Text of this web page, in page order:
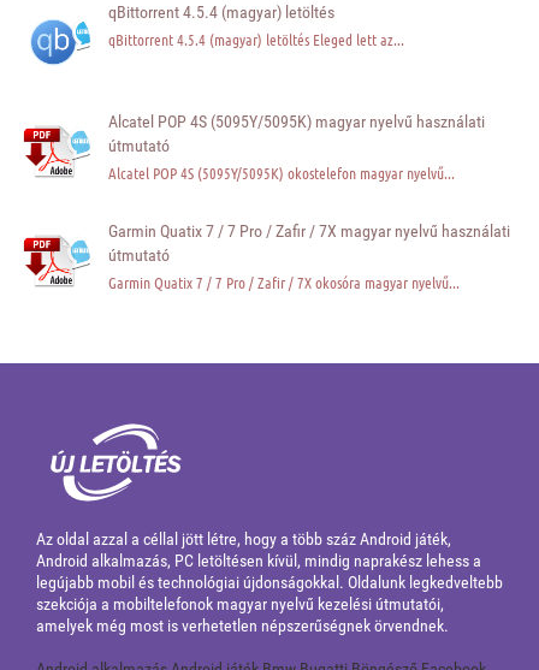
qBittorrent 4.5.4 (magyar) letöltés
qBittorrent 4.5.4 (magyar) letöltés Eleged lett az...
Alcatel POP 4S (5095Y/5095K) magyar nyelvű használati
útmutató
Alcatel POP 4S (5095Y/5095K) okostelefon magyar nyelvű...
Garmin Quatix 7 / 7 Pro / Zafir / 7X magyar nyelvű használati
útmutató
Garmin Quatix 7 / 7 Pro / Zafir / 7X okosóra magyar nyelvű...
Az oldal azzal a céllal jött létre, hogy a több száz Android játék,
Android alkalmazás, PC letöltésen kívül, mindig naprakész lehess a
legújabb mobil és technológiai újdonságokkal. Oldalunk legkedveltebb
szekciója a mobiltelefonok magyar nyelvű kezelési útmutatói,
amelyek még most is verhetetlen népszerűségnek örvendnek.